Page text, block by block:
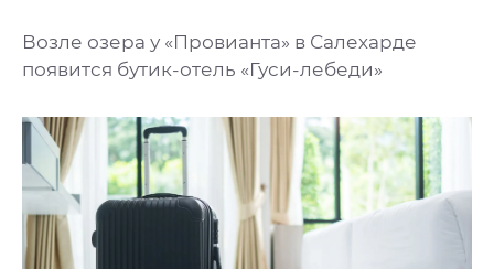
Возле озера у «Провианта» в Салехарде
появится бутик-отель «Гуси-лебеди»